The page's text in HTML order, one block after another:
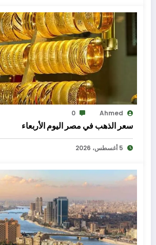
Ahmed
0
سعر الذهب في مصر اليوم الأربعاء
5 أغسطس، 2026